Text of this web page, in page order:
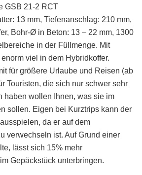
GSB 21-2 RCT
13 mm, Tiefenanschlag: 210 mm,
Bohr-Ø in Beton: 13 – 22 mm, 1300
in der Füllmenge. Mit
viel in dem Hybridkoffer.
für größere Urlaube und Reisen (ab
Touristen, die sich nur schwer sehr
haben wollen Ihnen, was sie im
sollen. Eigen bei Kurztrips kann der
da er auf dem
verwechseln ist. Auf Grund einer
lässt sich 15% mehr
Gepäckstück unterbringen.